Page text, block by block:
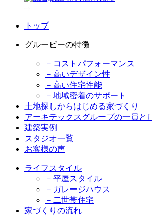
トップ
グルービーの特徴
－コストパフォーマンス
－高いデザイン性
－高い住宅性能
－地域密着のサポート
土地探しからはじめる家づくり
アーキテックスグループの一員と
建築実例
スタジオ一覧
お客様の声
ライフスタイル
－平屋スタイル
－ガレージハウス
－二世帯住宅
家づくりの流れ